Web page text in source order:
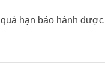
hạn bảo hành